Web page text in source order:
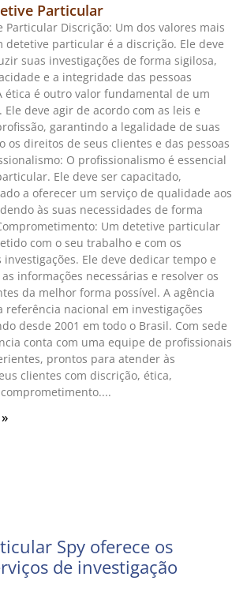
Particular
Particular Discrição: Um dos valores mais
particular é a discrição. Ele deve
suas investigações de forma sigilosa,
e a integridade das pessoas
ética é outro valor fundamental de um
deve agir de acordo com as leis e
garantindo a legalidade de suas
os direitos de seus clientes e das pessoas
O profissionalismo é essencial
Ele deve ser capacitado,
a oferecer um serviço de qualidade aos
às suas necessidades de forma
Um detetive particular
com o seu trabalho e com os
Ele deve dedicar tempo e
informações necessárias e resolver os
da melhor forma possível. A agência
referência nacional em investigações
desde 2001 em todo o Brasil. Com sede
conta com uma equipe de profissionais
prontos para atender às
clientes com discrição, ética,
Spy oferece os
de investigação